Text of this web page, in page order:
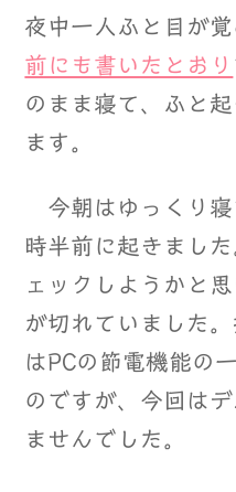
夜中一人ふと目が
前にも書いたとおり
のまま寝て、ふと
ます。
今朝はゆっくり寝
時半前に起きまし
ェックしようかと
が切れていました
はPCの節電機能の
のですが、今回は
ませんでした。